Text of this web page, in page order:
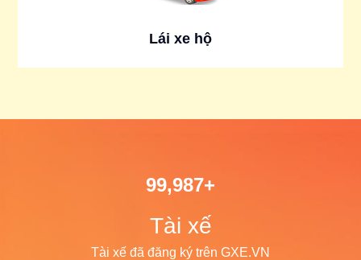
Lái xe hộ
100,000+
Tài xế
Tài xế đã đăng ký trên GXE.VN